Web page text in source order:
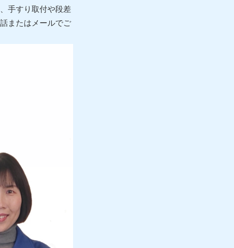
手すり取付や段差
またはメールでご